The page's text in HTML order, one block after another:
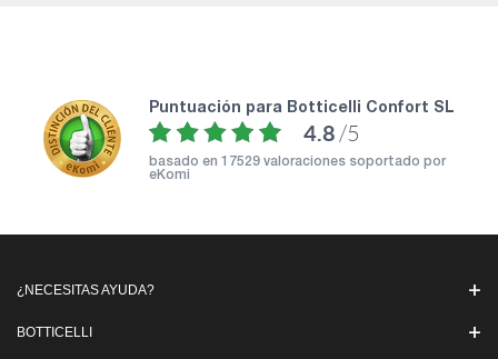
puntuación para Botticelli Confort SL
4.8 /5
basado en 17529 valoraciones soportado por
eKomi
¿NECESITAS AYUDA?
BOTTICELLI